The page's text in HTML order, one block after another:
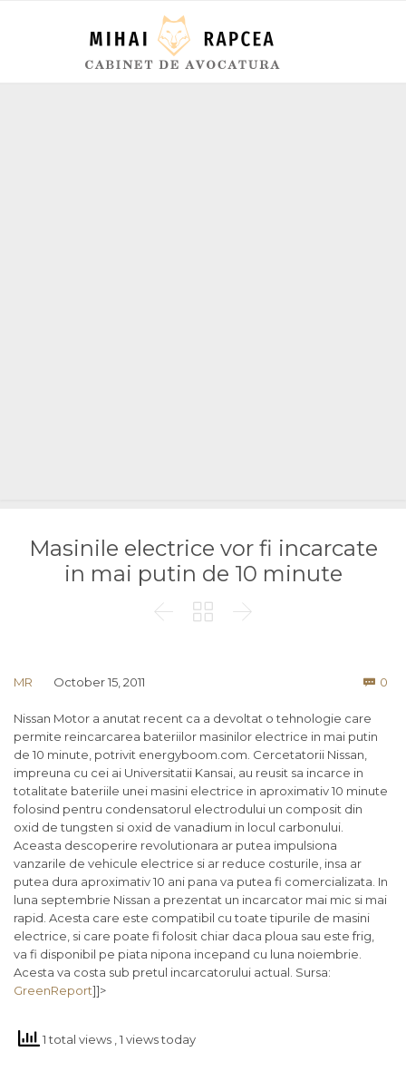
Masinile electrice vor fi incarcate
in mai putin de 10 minute
  
MR October 15, 2011  0
Nissan Motor a anutat recent ca a devoltat o tehnologie care
permite reincarcarea bateriilor masinilor electrice in mai putin
de 10 minute, potrivit energyboom.com. Cercetatorii Nissan,
impreuna cu cei ai Universitatii Kansai, au reusit sa incarce in
totalitate bateriile unei masini electrice in aproximativ 10 minute
folosind pentru condensatorul electrodului un composit din
oxid de tungsten si oxid de vanadium in locul carbonului.
Aceasta descoperire revolutionara ar putea impulsiona
vanzarile de vehicule electrice si ar reduce costurile, insa ar
putea dura aproximativ 10 ani pana va putea fi comercializata. In
luna septembrie Nissan a prezentat un incarcator mai mic si mai
rapid. Acesta care este compatibil cu toate tipurile de masini
electrice, si care poate fi folosit chiar daca ploua sau este frig,
va fi disponibil pe piata nipona incepand cu luna noiembrie.
Acesta va costa sub pretul incarcatorului actual. Sursa:
GreenReport]]>
1 total views , 1 views today